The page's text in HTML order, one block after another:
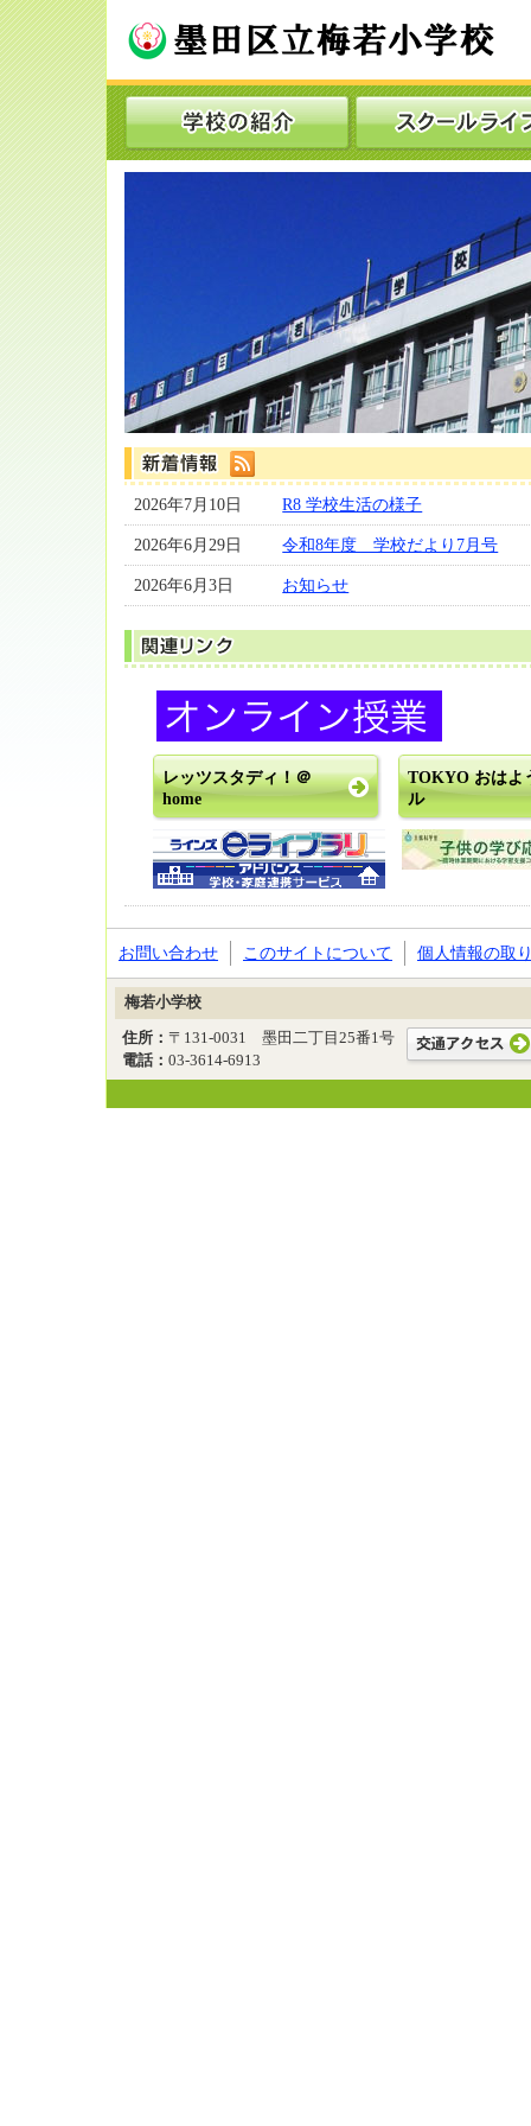
2026年7月10日 R8 学校生活の様子
2026年6月29日 令和8年度 学校だより7月号
2026年6月3日 お知らせ
レッツスタディ！＠
home
TOKYO おはよ
ル
お問い合わせ このサイトについて 個人情報の取
梅若小学校
住所： 〒131-0031 墨田二丁目25番1号
電話： 03-3614-6913